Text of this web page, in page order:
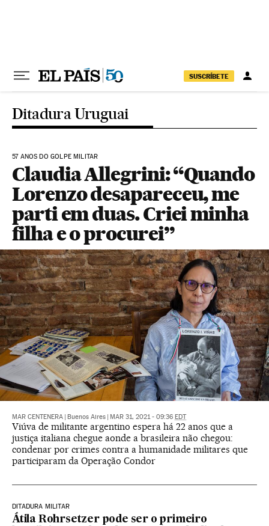
SUSCRÍBETE
Ditadura Uruguai
57 ANOS DO GOLPE MILITAR
Claudia Allegrini: “Quando
Lorenzo desapareceu, me
parti em duas. Criei minha
filha e o procurei”
MAR CENTENERA Buenos Aires MAR 31, 2021 - 09:36 EDT
Viúva de militante argentino espera há 22 anos que a
justiça italiana chegue aonde a brasileira não chegou:
condenar por crimes contra a humanidade militares que
participaram da Operação Condor
DITADURA MILITAR
Átila Rohrsetzer pode ser o primeiro